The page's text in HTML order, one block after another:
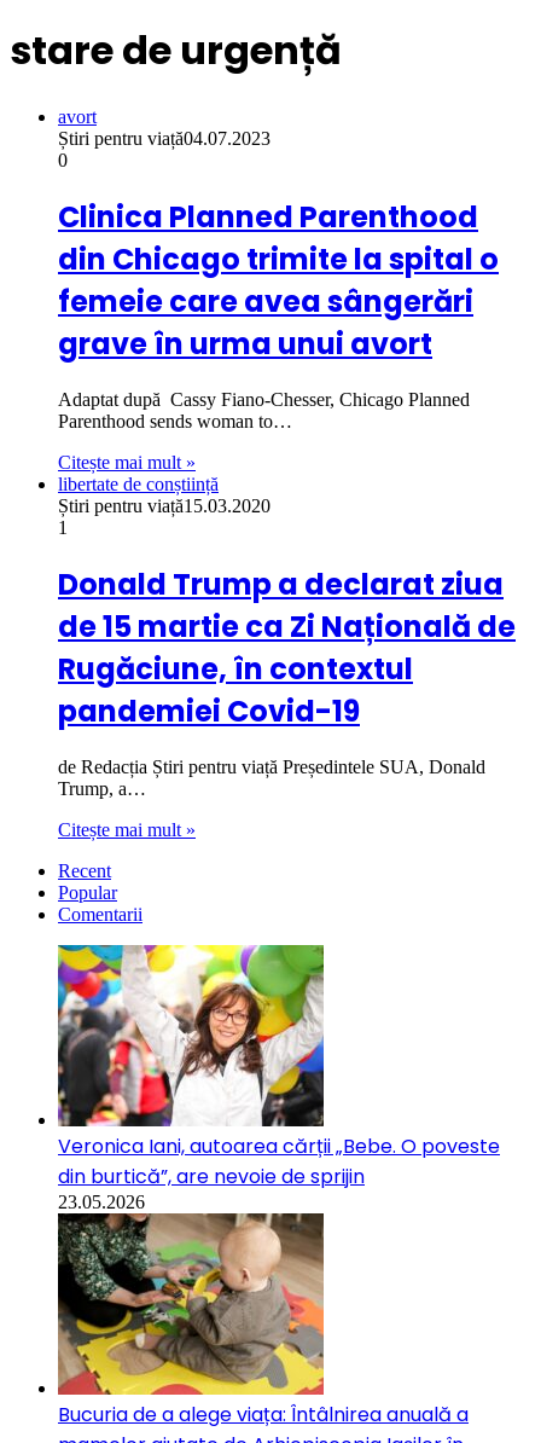
stare de urgență
avort
Știri pentru viață04.07.2023
0
Clinica Planned Parenthood
din Chicago trimite la spital o
femeie care avea sângerări
grave în urma unui avort
Adaptat după Cassy Fiano-Chesser, Chicago Planned
Parenthood sends woman to…
Citește mai mult »
libertate de conștiință
Știri pentru viață15.03.2020
1
Donald Trump a declarat ziua
de 15 martie ca Zi Națională de
Rugăciune, în contextul
pandemiei Covid-19
de Redacția Știri pentru viață Președintele SUA, Donald
Trump, a…
Citește mai mult »
Recent
Popular
Comentarii
Veronica Iani, autoarea cărții „Bebe. O poveste
din burtică”, are nevoie de sprijin
23.05.2026
Bucuria de a alege viața: Întâlnirea anuală a